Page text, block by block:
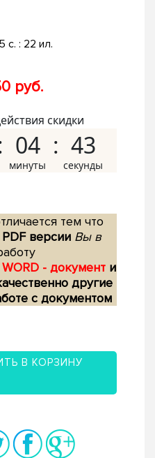
с. : 22 ил.
руб.
скидки
04 42
тем что
версии Вы в
- документ и
другие
с документом
В КОРЗИНУ